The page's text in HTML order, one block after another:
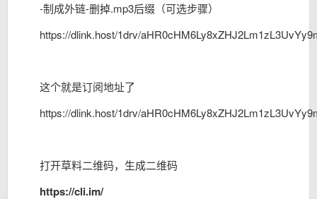
-制成外链-删掉.mp3后缀（可选步骤）
https://dlink.host/1drv/
这个就是订阅地址了
https://dlink.host/1drv/
打开草料二维码，生成二维码
https://cli.im/